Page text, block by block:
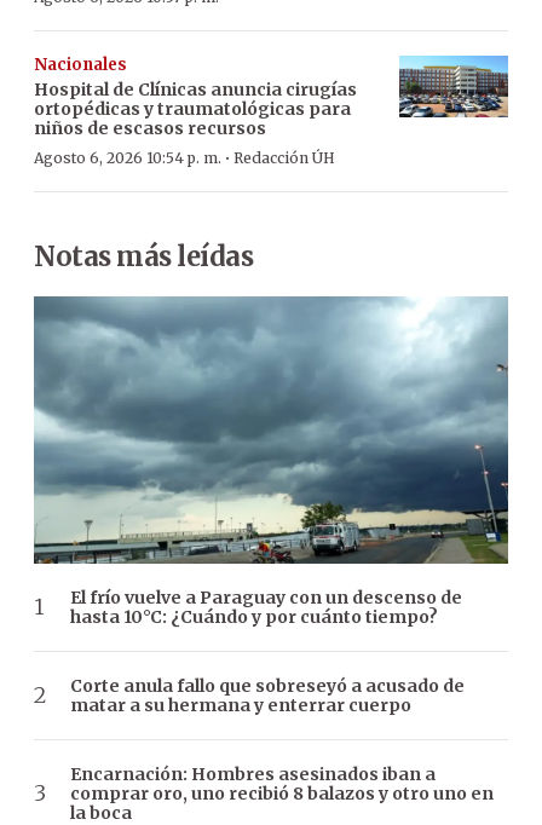
Nacionales
Hospital de Clínicas anuncia cirugías
ortopédicas y traumatológicas para
niños de escasos recursos
Agosto 6, 2026 10:54 p. m. · Redacción ÚH
Notas más leídas
El frío vuelve a Paraguay con un descenso de
hasta 10°C: ¿Cuándo y por cuánto tiempo?
Corte anula fallo que sobreseyó a acusado de
matar a su hermana y enterrar cuerpo
Encarnación: Hombres asesinados iban a
comprar oro, uno recibió 8 balazos y otro uno en
la boca